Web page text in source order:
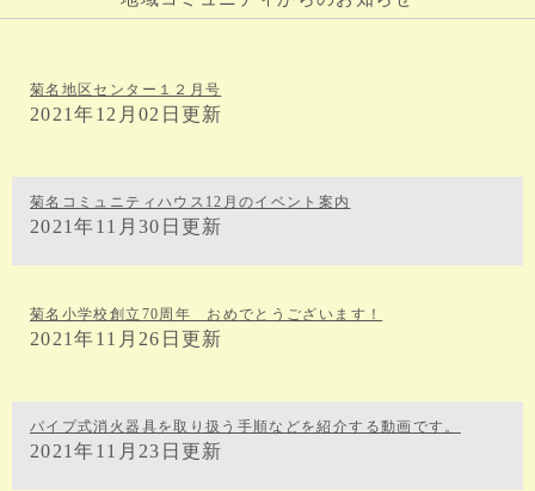
菊名地区センター１２月号
2021年12月02日更新
菊名コミュニティハウス12月のイベント案内
2021年11月30日更新
菊名小学校創立70周年 おめでとうございます！
2021年11月26日更新
パイプ式消火器具を取り扱う手順などを紹介する動画です。
2021年11月23日更新